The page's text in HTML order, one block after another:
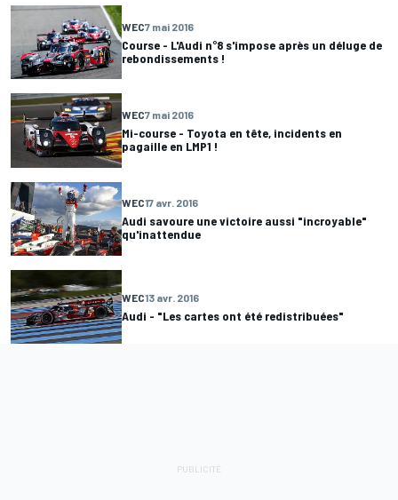
WEC7 mai 2016
Course - L'Audi n°8 s'impose après un déluge de
rebondissements !
WEC7 mai 2016
Mi-course - Toyota en tête, incidents en
pagaille en LMP1 !
WEC17 avr. 2016
Audi savoure une victoire aussi "incroyable"
qu'inattendue
WEC13 avr. 2016
Audi - "Les cartes ont été redistribuées"